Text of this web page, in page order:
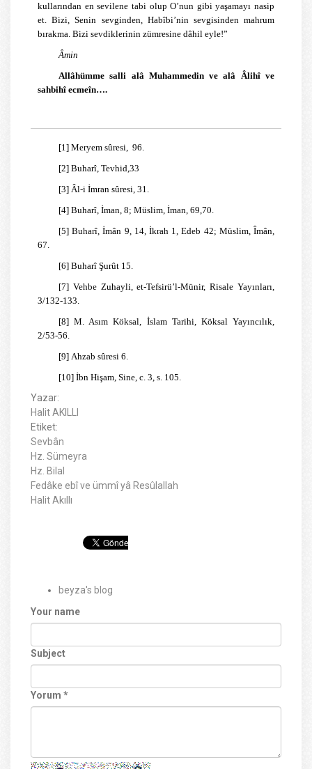
kullarından en sevilene tabi olup O’nun gibi yaşamayı nasip
et. Bizi, Senin sevginden, Habîbi’nin sevgisinden mahrum
bırakma. Bizi sevdiklerinin zümresine dâhil eyle!”
Âmin
Allâhümme salli alâ Muhammedin ve alâ Âlihî ve
sahbihî ecmeîn….
[1] Meryem sûresi, 96.
[2] Buharî, Tevhid,33
[3] Âl-i İmran sûresi, 31.
[4] Buharî, İman, 8; Müslim, İman, 69,70.
[5] Buharî, İmân 9, 14, İkrah 1, Edeb 42; Müslim, Îmân,
67.
[6] Buharî Şurût 15.
[7] Vehbe Zuhayli, et-Tefsirü’l-Münir, Risale Yayınları,
3/132-133.
[8] M. Asım Köksal, İslam Tarihi, Köksal Yayıncılık,
2/53-56.
[9] Ahzab sûresi 6.
[10] İbn Hişam, Sine, c. 3, s. 105.
Yazar:
Halit AKILLI
Etiket:
Sevbân
Hz. Sümeyra
Hz. Bilal
Fedâke ebî ve ümmî yâ Resûlallah
Halit Akıllı
beyza's blog
Your name
Subject
Yorum *